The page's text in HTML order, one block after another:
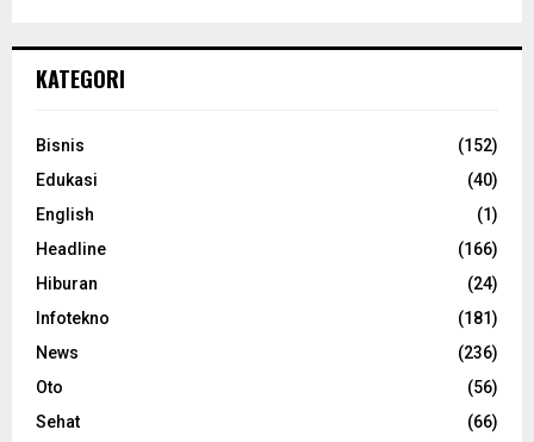
KATEGORI
Bisnis
(152)
Edukasi
(40)
English
(1)
Headline
(166)
Hiburan
(24)
Infotekno
(181)
News
(236)
Oto
(56)
Sehat
(66)